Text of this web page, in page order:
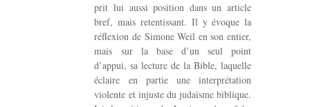
prit lui aussi position dans un article
bref, mais retentissant. Il y évoque la
réflexion de Simone Weil en son entier,
mais sur la base d’un seul point
d’appui, sa lecture de la Bible, laquelle
éclaire en partie une interprétation
violente et injuste du judaïsme biblique.